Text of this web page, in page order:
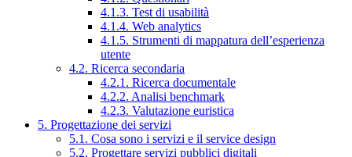
4.1.3. Test di usabilità
4.1.4. Web analytics
4.1.5. Strumenti di mappatura dell’esperienza
utente
4.2. Ricerca secondaria
4.2.1. Ricerca documentale
4.2.2. Analisi benchmark
4.2.3. Valutazione euristica
5. Progettazione dei servizi
5.1. Cosa sono i servizi e il service design
5.2. Progettare servizi pubblici digitali